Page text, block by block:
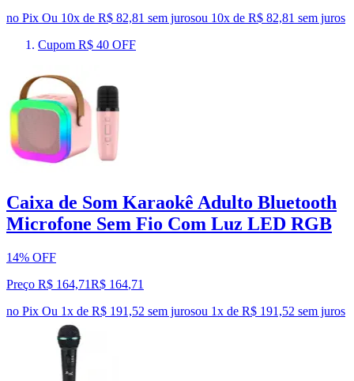
no Pix Ou 10x de R$ 82,81 sem jurosou 10x de R$ 82,81 sem juros
Cupom R$ 40 OFF
Caixa de Som Karaokê Adulto Bluetooth
Microfone Sem Fio Com Luz LED RGB
14% OFF
Preço R$ 164,71R$ 164,71
no Pix Ou 1x de R$ 191,52 sem jurosou 1x de R$ 191,52 sem juros